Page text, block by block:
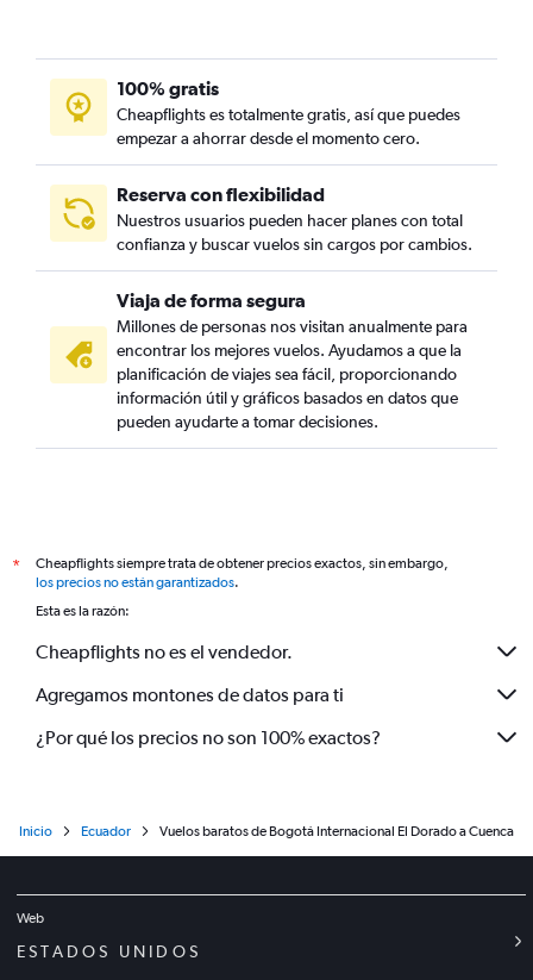
100% gratis
Cheapflights es totalmente gratis, así que puedes
empezar a ahorrar desde el momento cero.
Reserva con flexibilidad
Nuestros usuarios pueden hacer planes con total
confianza y buscar vuelos sin cargos por cambios.
Viaja de forma segura
Millones de personas nos visitan anualmente para
encontrar los mejores vuelos. Ayudamos a que la
planificación de viajes sea fácil, proporcionando
información útil y gráficos basados en datos que
pueden ayudarte a tomar decisiones.
*
Cheapflights siempre trata de obtener precios exactos, sin embargo,
los precios no están garantizados.
Esta es la razón:
Cheapflights no es el vendedor.
Agregamos montones de datos para ti
¿Por qué los precios no son 100% exactos?
Inicio Ecuador Vuelos baratos de Bogotá Internacional El Dorado a Cuenca
Web
ESTADOS UNIDOS